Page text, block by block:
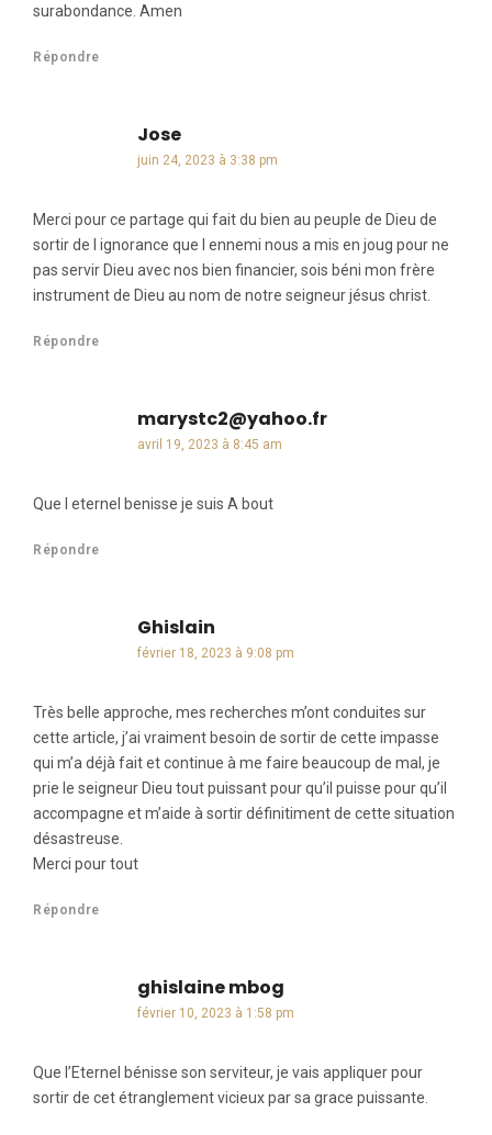
surabondance. Amen
Répondre
Josedit :
juin 24, 2023 à 3:38 pm
Merci pour ce partage qui fait du bien au peuple de Dieu de
sortir de l ignorance que l ennemi nous a mis en joug pour ne
pas servir Dieu avec nos bien financier, sois béni mon frère
instrument de Dieu au nom de notre seigneur jésus christ.
Répondre
marystc2@yahoo.frdit :
avril 19, 2023 à 8:45 am
Que l eternel benisse je suis A bout
Répondre
Ghislain
février 18, 2023 à 9:08 pm
Très belle approche, mes recherches m’ont conduites sur
cette article, j’ai vraiment besoin de sortir de cette impasse
qui m’a déjà fait et continue à me faire beaucoup de mal, je
prie le seigneur Dieu tout puissant pour qu’il puisse pour qu’il
accompagne et m’aide à sortir définitiment de cette situation
désastreuse.
Merci pour tout
Répondre
ghislaine mbog
février 10, 2023 à 1:58 pm
Que l’Eternel bénisse son serviteur, je vais appliquer pour
sortir de cet étranglement vicieux par sa grace puissante.